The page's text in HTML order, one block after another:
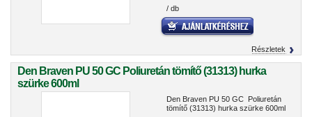
/ db
Részletek
Den Braven PU 50 GC Poliuretán tömítő (31313) hurka
szürke 600ml
Den Braven PU 50 GC Poliuretán
tömítő (31313) hurka szürke 600ml